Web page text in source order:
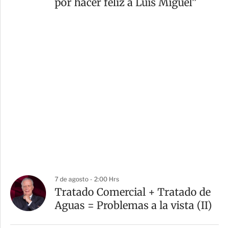
7 de agosto - 2:00 Hrs
Tratado Comercial + Tratado de
Aguas = Problemas a la vista (II)